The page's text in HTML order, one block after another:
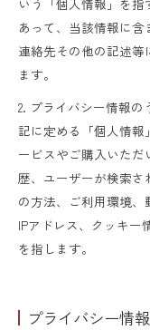
いう「個人情報」を
あって、当該情報に含
連絡先その他の記述
ます。
2. プライバシー情報
記に定める「個人情
ービスやご購入いた
歴、ユーザーが検索さ
の方法、ご利用環境
IPアドレス、クッキー
を指します。
プライバシー情